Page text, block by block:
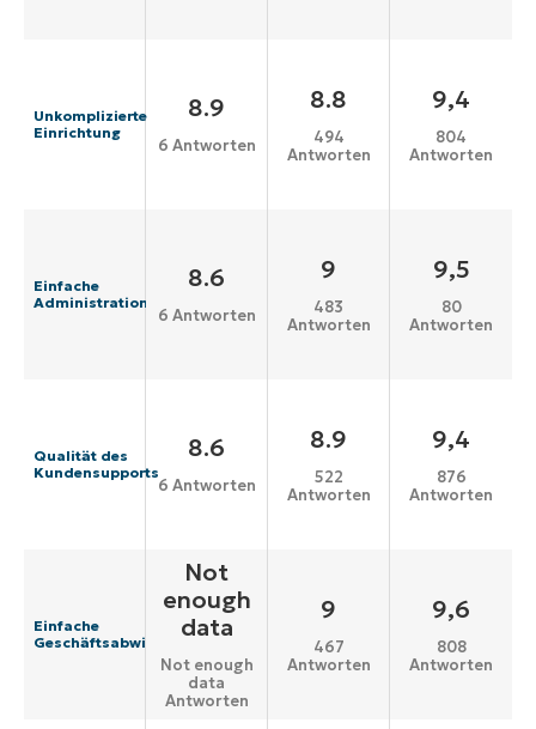
Unkomplizierte
Einrichtung
8.9
6 Antworten
8.8
494
Antworten
9,4
804
Antworten
Einfache
Administration
8.6
6 Antworten
9
483
Antworten
9,5
80
Antworten
Qualität des
Kundensupports
8.6
6 Antworten
8.9
522
Antworten
9,4
876
Antworten
Einfache
Geschäftsabwicklung
Not
enough
data
Not enough
data
Antworten
9
467
Antworten
9,6
808
Antworten